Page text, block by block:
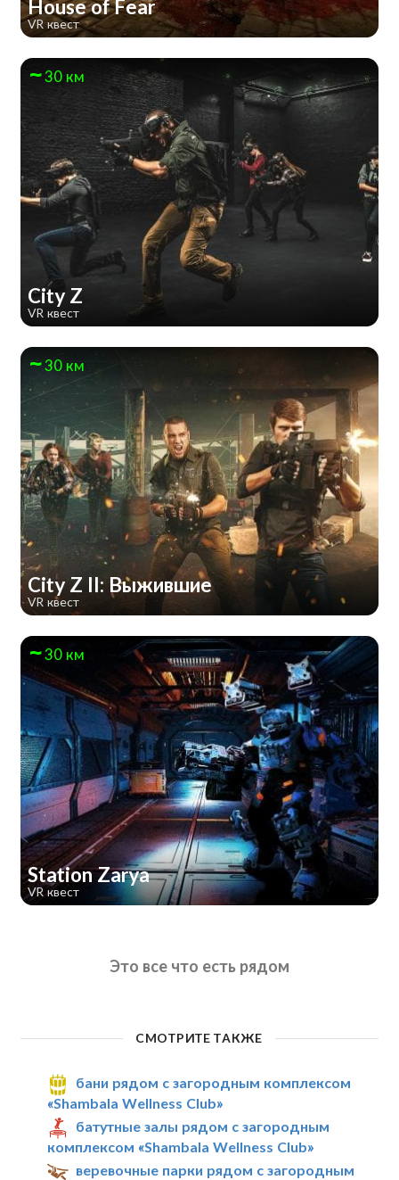
House of Fear
VR квест
30 км
City Z
VR квест
30 км
City Z II: Выжившие
VR квест
30 км
Station Zarya
VR квест
Это все что есть рядом
СМОТРИТЕ ТАКЖЕ
бани рядом с загородным комплексом
«Shambala Wellness Club»
батутные залы рядом с загородным
комплексом «Shambala Wellness Club»
веревочные парки рядом с загородным